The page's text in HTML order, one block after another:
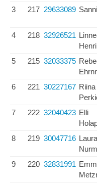
3 217 29633089
4 218 32926521
5 215 32033375
6 221 30227167 Riina
7 222 32040423 Elli
8 219 30047716 Laura
9 220 32831991